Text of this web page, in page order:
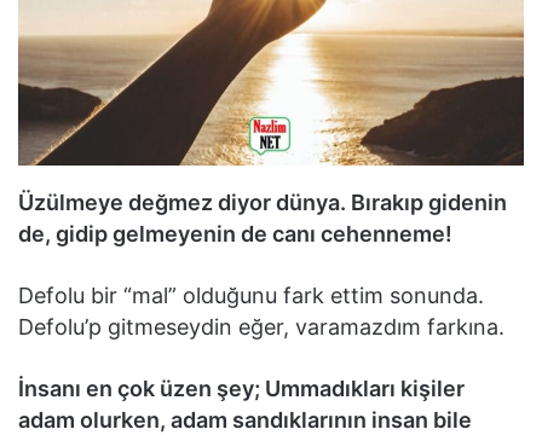
Üzülmeye değmez diyor dünya. Bırakıp gidenin
de, gidip gelmeyenin de canı cehenneme!
Defolu bir “mal” olduğunu fark ettim sonunda.
Defolu’p gitmeseydin eğer, varamazdım farkına.
İnsanı en çok üzen şey; Ummadıkları kişiler
adam olurken, adam sandıklarının insan bile